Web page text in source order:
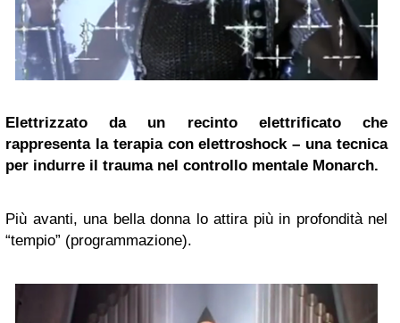
Elettrizzato da un recinto elettrificato che
rappresenta la terapia con elettroshock – una tecnica
per indurre il trauma nel controllo mentale Monarch.
Più avanti, una bella donna lo attira più in profondità nel
“tempio” (programmazione).